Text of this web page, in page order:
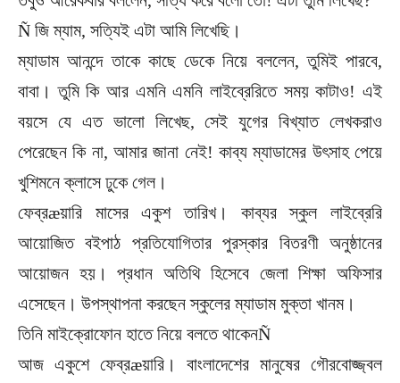
Ñ জি ম্যাম, সত্যিই এটা আমি লিখেছি।
ম্যাডাম আনন্দে তাকে কাছে ডেকে নিয়ে বললেন, তুমিই পারবে,
বাবা। তুমি কি আর এমনি এমনি লাইব্রেরিতে সময় কাটাও! এই
বয়সে যে এত ভালো লিখেছ, সেই যুগের বিখ্যাত লেখকরাও
পেরেছেন কি না, আমার জানা নেই! কাব্য ম্যাডামের উৎসাহ পেয়ে
খুশিমনে ক্লাসে ঢুকে গেল।
ফেব্রæয়ারি মাসের একুশ তারিখ। কাব্যর স্কুল লাইব্রেরি
আয়োজিত বইপাঠ প্রতিযোগিতার পুরস্কার বিতরণী অনুষ্ঠানের
আয়োজন হয়। প্রধান অতিথি হিসেবে জেলা শিক্ষা অফিসার
এসেছেন। উপস্থাপনা করছেন স্কুলের ম্যাডাম মুক্তা খানম।
তিনি মাইক্রোফোন হাতে নিয়ে বলতে থাকেনÑ
আজ একুশে ফেব্রæয়ারি। বাংলাদেশের মানুষের গৌরবোজ্জ্বল